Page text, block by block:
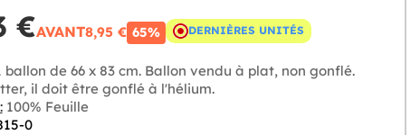
€AVANT8,95 € 65% DERNIÈRES UNITÉS
ballon de 66 x 83 cm. Ballon vendu à plat, non gonflé.
il doit être gonflé à l'hélium.
100% Feuille
0